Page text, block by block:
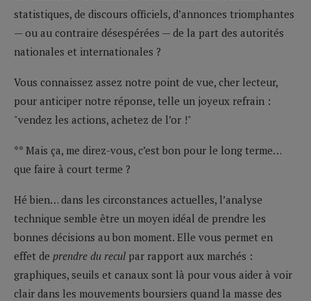
statistiques, de discours officiels, d’annonces triomphantes
— ou au contraire désespérées — de la part des autorités
nationales et internationales ?
Vous connaissez assez notre point de vue, cher lecteur,
pour anticiper notre réponse, telle un joyeux refrain :
"vendez les actions, achetez de l’or !"
** Mais ça, me direz-vous, c’est bon pour le long terme…
que faire à court terme ?
Hé bien… dans les circonstances actuelles, l’analyse
technique semble être un moyen idéal de prendre les
bonnes décisions au bon moment. Elle vous permet en
effet de prendre du recul par rapport aux marchés :
graphiques, seuils et canaux sont là pour vous aider à voir
clair dans les mouvements boursiers quand la masse des